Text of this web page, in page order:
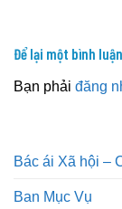
Để lại một bình luận
Bạn phải đăng
Bác ái Xã hội –
Ban Mục Vụ